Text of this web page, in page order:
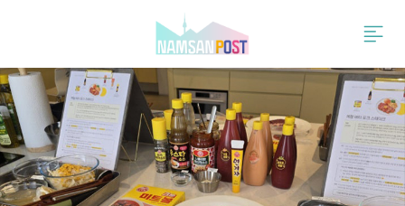
주
서
비
스
메
뉴
펼
치
기